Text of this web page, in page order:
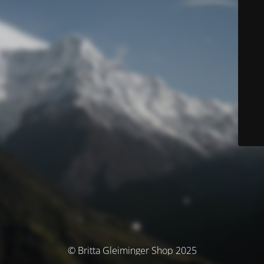
© Britta Gleiminger Shop 2025